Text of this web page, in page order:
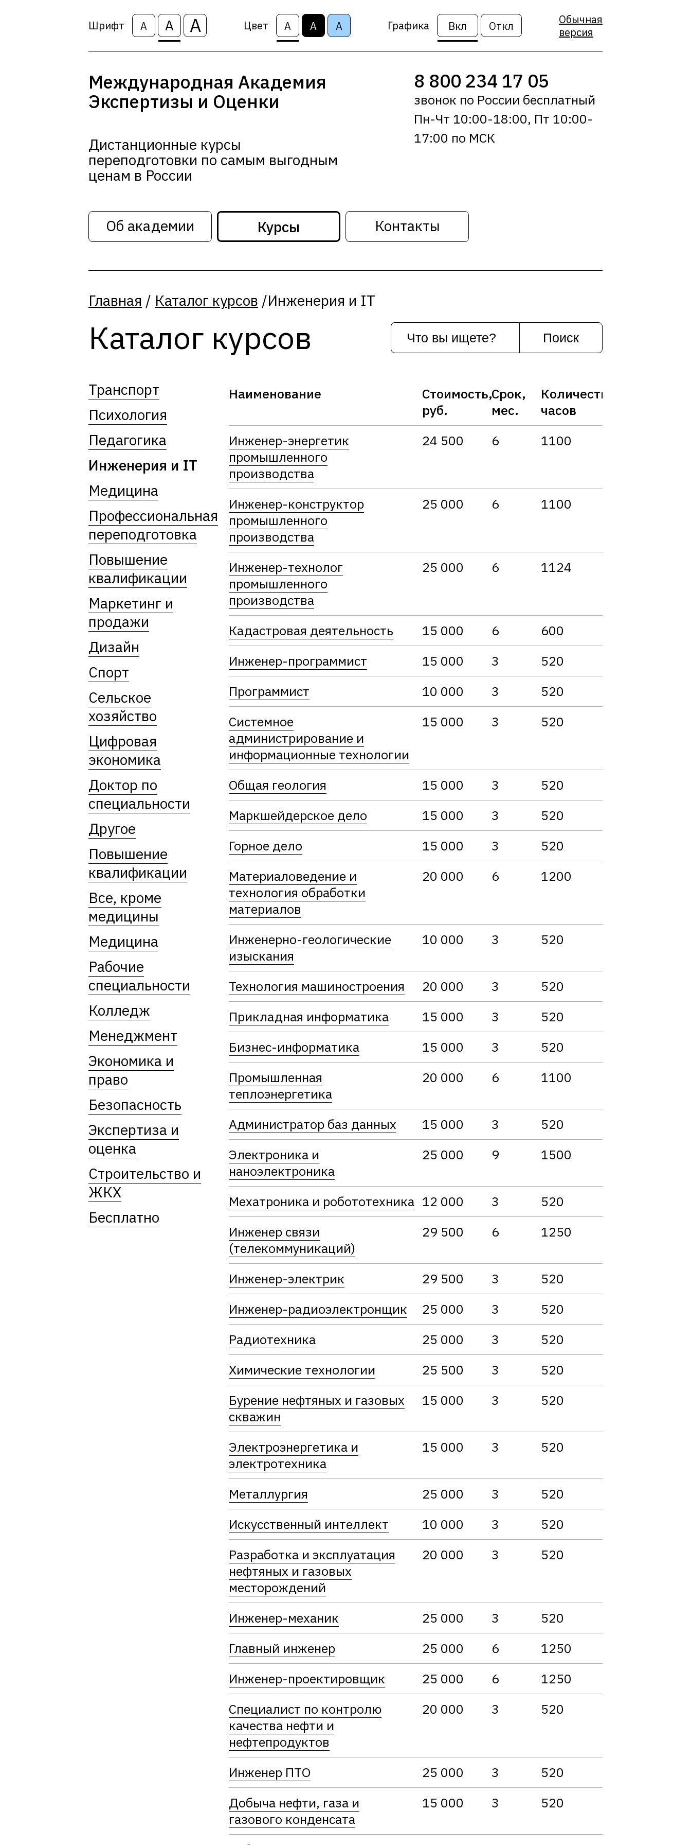
Шрифт А А А Цвет А А А Графика Вкл Откл
Обычная
версия
Международная Академия
Экспертизы и Оценки
Дистанционные курсы
переподготовки по самым выгодным
ценам в России
8 800 234 17 05
звонок по России бесплатный
Пн-Чт 10:00-18:00, Пт 10:00-
17:00 по МСК
Об академии Курсы Контакты
Главная / Каталог курсов /Инженерия и IT
Каталог курсов
Транспорт
Психология
Педагогика
Инженерия и IT
Медицина
Профессиональная
переподготовка
Повышение
квалификации
Маркетинг и
продажи
Дизайн
Спорт
Сельское
хозяйство
Цифровая
экономика
Доктор по
специальности
Другое
Повышение
квалификации
Все, кроме
медицины
Медицина
Рабочие
специальности
Колледж
Менеджмент
Экономика и
право
Безопасность
Экспертиза и
оценка
Строительство и
ЖКХ
Бесплатно
Наименование
Стоимость,
руб.
Срок,
мес.
Количество
часов
Инженер-энергетик
промышленного
производства
24 500 6 1100
Инженер-конструктор
промышленного
производства
25 000 6 1100
Инженер-технолог
промышленного
производства
25 000 6 1124
Кадастровая деятельность 15 000 6
600
Инженер-программист
15 000 3
520
Программист
10 000 3
520
Системное
администрирование и
информационные технологии
15 000 3 520
Общая геология 15 000 3
520
Маркшейдерское дело
15 000 3
520
Горное дело
15 000 3
520
Материаловедение и
технология обработки
материалов
20 000 6 1200
Инженерно-геологические
изыскания
10 000 3 520
Технология машиностроения 20 000 3
520
Прикладная информатика
15 000 3
520
Бизнес-информатика
15 000 3
520
Промышленная
теплоэнергетика
20 000 6 1100
Администратор баз данных 15 000 3
520
Электроника и
наноэлектроника
25 000 9 1500
Мехатроника и робототехника 12 000 3
520
Инженер связи
(телекоммуникаций)
29 500 6 1250
Инженер-электрик 29 500 3
520
Инженер-радиоэлектронщик
25 000 3
520
Радиотехника
25 000 3
520
Химические технологии
25 500 3
520
Бурение нефтяных и газовых
скважин
15 000 3 520
Электроэнергетика и
электротехника
15 000 3 520
Металлургия 25 000 3
520
Искусственный интеллект
10 000 3
520
Разработка и эксплуатация
нефтяных и газовых
месторождений
20 000 3 520
Инженер-механик 25 000 3
520
Главный инженер
25 000 6
1250
Инженер-проектировщик
25 000 6
1250
Специалист по контролю
качества нефти и
нефтепродуктов
20 000 3 520
Инженер ПТО 25 000 3
520
Добыча нефти, газа и
газового конденсата
15 000 3 520